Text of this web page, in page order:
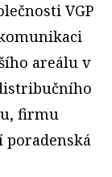
VGP
areálu v
firmu